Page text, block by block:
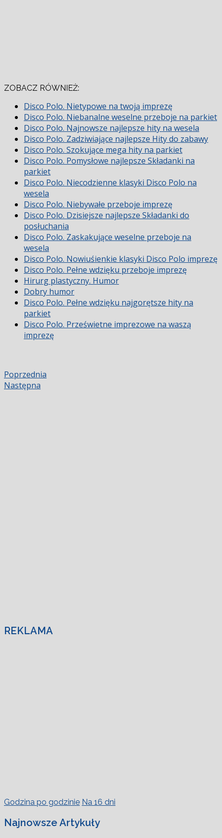
ZOBACZ RÓWNIEŻ:
Disco Polo. Nietypowe na twoją imprezę
Disco Polo. Niebanalne weselne przeboje na parkiet
Disco Polo. Najnowsze najlepsze hity na wesela
Disco Polo. Zadziwiające najlepsze Hity do zabawy
Disco Polo. Szokujące mega hity na parkiet
Disco Polo. Pomysłowe najlepsze Składanki na
parkiet
Disco Polo. Niecodzienne klasyki Disco Polo na
wesela
Disco Polo. Niebywałe przeboje imprezę
Disco Polo. Dzisiejsze najlepsze Składanki do
posłuchania
Disco Polo. Zaskakujące weselne przeboje na
wesela
Disco Polo. Nowiuśienkie klasyki Disco Polo imprezę
Disco Polo. Pełne wdzięku przeboje imprezę
Hirurg plastyczny. Humor
Dobry humor
Disco Polo. Pełne wdzięku najgorętsze hity na
parkiet
Disco Polo. Prześwietne imprezowe na waszą
imprezę
Poprzednia
Następna
REKLAMA
Godzina po godzinie Na 16 dni
Najnowsze Artykuły